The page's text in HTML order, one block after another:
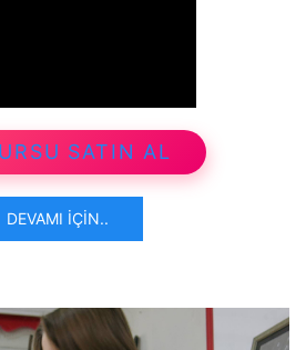
SATIN AL
DEVAMI İÇIN..